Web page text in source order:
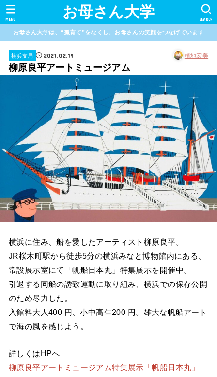
お母さん大学 SEARCH
MENU
お母さん大学は、“孤育て”をなくし、お母さんの笑顔をつなげています
横浜支局 2021.02.19 植地宏美
柳原良平アートミュージアム
横浜に住み、船を愛したアーティスト柳原良平。
JR桜木町駅から徒歩5分の横浜みなと博物館内にある、
常設展示室にて「帆船日本丸」特集展示を開催中。
引退する同船の誘致運動に取り組み、横浜での保存公開
のため尽力した。
入館料大人400 円、小中高生200 円。雄大な帆船アート
で海の風を感じよう。
詳しくはHPへ
柳原良平アートミュージアム特集展示「帆船日本丸」